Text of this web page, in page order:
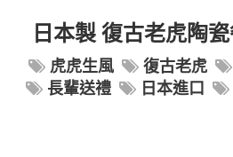
日本製 復古老虎陶
虎虎生風
復古老虎
長輩送禮
日本進口